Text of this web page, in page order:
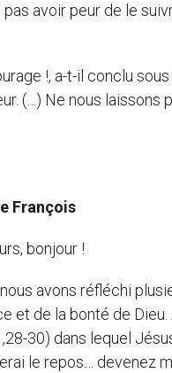
avoir peur de le
!, a-t-il conclu
(…) Ne nous
François
bonjour !
avons réfléchi
et de la bonté de
30) dans lequel
le repos… devenez